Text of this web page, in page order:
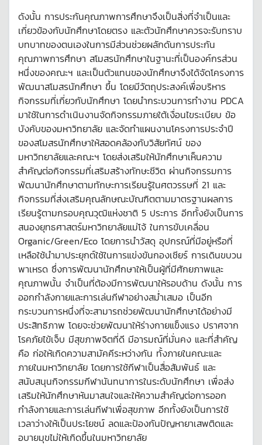
ดังนั้น การประกันคุณภาพการศึกษาจึงเป็นสิ่งที่จำเป็นและ
เกี่ยวข้องกับนักศึกษาโดยตรง และตัวนักศึกษาควรจะรับทราบ
บทบาทของตนเองในการมีส่วนช่วยผลักดันการประกัน
คุณภาพการศึกษา สโมสรนักศึกษาในฐานะที่เป็นองค์กรส่วน
หนึ่งของคณะฯ และเป็นตัวแทนของนักศึกษาจึงได้จัดโครงการ
พัฒนาสโมสรนักศึกษา ขึ้น โดยมีวัตถุประสงค์เพื่อบริหาร
กิจกรรมที่เกี่ยวกับนักศึกษา โดยนำกระบวนการทำงาน PDCA
มาใช้ในการดำเนินงานจัดกิจกรรมภายใต้เงื่อนไขระเบียบ ข้อ
บังคับของมหาวิทยาลัย และจัดทำแผนงานโครงการประจำปี
ของสโมสรนักศึกษาให้สอดคล้องกับวิสัยทัศน์ ของ
มหาวิทยาลัยและคณะฯ โดยส่งเสริมให้นักศึกษาเห็นความ
สำคัญต่อกิจกรรมที่เสริมสร้างทักษะชีวิต ผ่านกิจกรรมการ
พัฒนานักศึกษาตามทักษะการเรียนรู้ในศตวรรษที่ 21 และ
กิจกรรมที่ส่งเสริมคุณลักษณะบัณฑิตตามมาตรฐานผลการ
เรียนรู้ตามกรอบคุณวุฒิแห่งชาติ 5 ประการ อีกทั้งยังเป็นการ
สนองยุทธศาสตร์มหาวิทยาลัยแม่โจ้ ในการขับเคลื่อน
Organic/Green/Eco โดยการนำวัสดุ อุปกรณ์ที่มีอยู่หรือที่
เหลือใช้นำมาประยุกต์ใช้ในการแข่งขันกองเชียร์ การเดินขบวน
พาเหรด ซึ่งการพัฒนานักศึกษาให้เป็นผู้ที่มีศักยภาพและ
คุณภาพนั้น จำเป็นที่ต้องมีการพัฒนาให้รอบด้าน ดังนั้น การ
ออกกำลังกายและการเล่นกีฬาอย่างสม่ำเสมอ เป็นอีก
กระบวนการหนึ่งที่จะสามารถช่วยพัฒนานักศึกษาได้อย่างมี
ประสิทธิภาพ โดยจะช่วยพัฒนาให้ร่างกายแข็งแรง ปราศจาก
โรคภัยไข้เจ็บ มีสุขภาพจิตที่ดี มีอารมณ์ที่มั่นคง และที่สำคัญ
คือ ก่อให้เกิดความสามัคคีระหว่างกัน ทั้งภายในคณะและ
ภายในมหาวิทยาลัย โดยการใช้กีฬาเป็นสื่อสัมพันธ์ และ
สนับสนุนกิจกรรมกีฬานันทนาการในระดับนักศึกษา เพื่อส่ง
เสริมให้นักศึกษาหันมาสนใจและให้ความสำคัญต่อการออก
กำลังกายและการเล่นกีฬาเพื่อสุขภาพ อีกทั้งยังเป็นการใช้
เวลาว่างให้เป็นประโยชน์ ลดและป้องกันปัญหายาเสพติดและ
อบายมุขไม่ให้เกิดขึ้นในมหาวิทยาลัย